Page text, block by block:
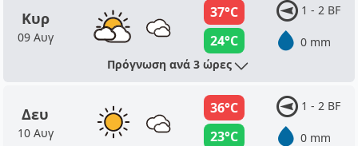
Κυρ
09 Αυγ
37°C
24°C
1 - 2 BF
0 mm
Πρόγνωση ανά 3 ώρες
Δευ
10 Αυγ
36°C
23°C
1 - 2 BF
0 mm